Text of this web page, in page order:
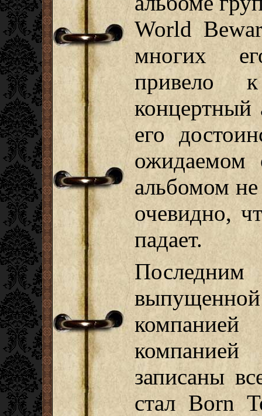
World
многих
привело
концертный
его
ожидаемом
альбомом
очевидно,
падает.
записаны
стал Born